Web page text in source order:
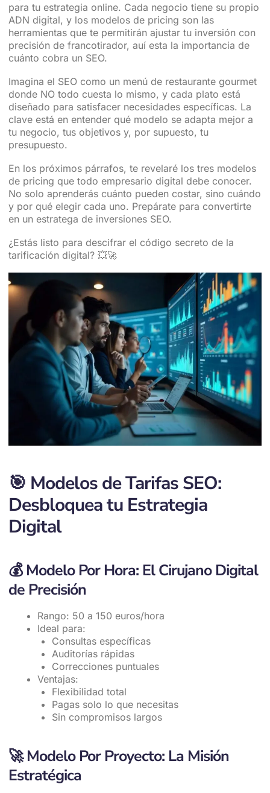
para tu estrategia online. Cada negocio tiene su propio
ADN digital, y los modelos de pricing son las
herramientas que te permitirán ajustar tu inversión con
precisión de francotirador, auí esta la importancia de
cuánto cobra un SEO.
Imagina el SEO como un menú de restaurante gourmet
donde NO todo cuesta lo mismo, y cada plato está
diseñado para satisfacer necesidades específicas. La
clave está en entender qué modelo se adapta mejor a
tu negocio, tus objetivos y, por supuesto, tu
presupuesto.
En los próximos párrafos, te revelaré los tres modelos
de pricing que todo empresario digital debe conocer.
No solo aprenderás cuánto pueden costar, sino cuándo
y por qué elegir cada uno. Prepárate para convertirte
en un estratega de inversiones SEO.
¿Estás listo para descifrar el código secreto de la
tarificación digital? 💥🚀
🎯 Modelos de Tarifas SEO:
Desbloquea tu Estrategia
Digital
💰 Modelo Por Hora: El Cirujano Digital
de Precisión
Rango: 50 a 150 euros/hora
Ideal para:
Consultas específicas
Auditorías rápidas
Correcciones puntuales
Ventajas:
Flexibilidad total
Pagas solo lo que necesitas
Sin compromisos largos
🚀Modelo Por Proyecto: La Misión
Estratégica